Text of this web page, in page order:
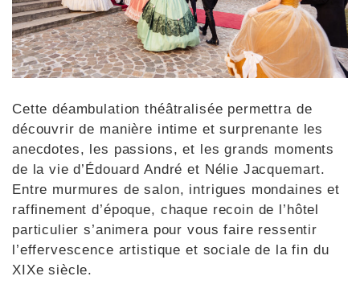
Cette déambulation théâtralisée permettra de
découvrir de manière intime et surprenante les
anecdotes, les passions, et les grands moments
de la vie d’Édouard André et Nélie Jacquemart.
Entre murmures de salon, intrigues mondaines et
raffinement d’époque, chaque recoin de l’hôtel
particulier s’animera pour vous faire ressentir
l’effervescence artistique et sociale de la fin du
XIXe siècle.